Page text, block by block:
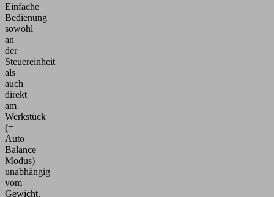
Einfache
Bedienung
sowohl
an
der
Steuereinheit
als
auch
direkt
am
Werkstück
(=
Auto
Balance
Modus)
unabhängig
vom
Gewicht.